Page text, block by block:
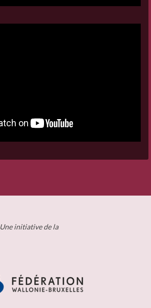
Une initiative de la